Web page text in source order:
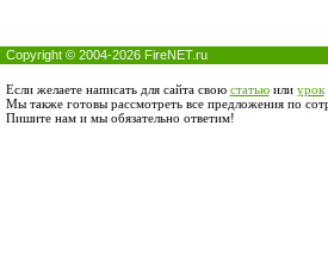
Copyright © 2004-2026 FireNET.ru
Если желаете написать для сайта свою статьюили урок
Мы также готовы рассмотреть все предложения по
Пишите нам и мы обязательно ответим!